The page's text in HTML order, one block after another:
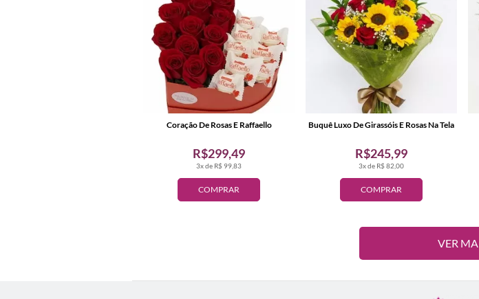
COMPRAR
3x de R$ 99,83
R$299,49
Coração De Rosas E Raffaello
COMPRAR
3x de R$ 82,00
R$245,99
Buquê Luxo De Girassóis E Rosas Na Tela
VER